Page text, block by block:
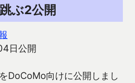
ぶ2公開
日公開
DoCoMo向けに公開しまし